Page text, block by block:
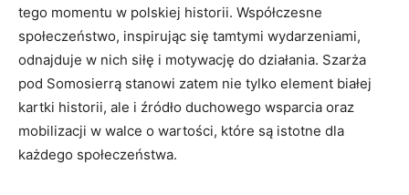
tego⁣ momentu​ w polskiej historii. Współczesne
⁣społeczeństwo, inspirując się tamtymi wydarzeniami,
odnajduje w ⁣nich siłę i⁤ motywację do⁣ działania. Szarża
pod Somosierrą stanowi zatem nie ⁣tylko element białej
kartki⁤ historii, ‍ale i źródło ‌duchowego​ wsparcia oraz
mobilizacji w walce o wartości, które są istotne dla
każdego społeczeństwa.